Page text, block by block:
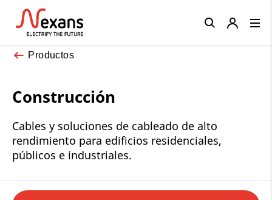
Productos
Construcción
Cables y soluciones de cableado de alto
rendimiento para edificios residenciales,
públicos e industriales.
Close